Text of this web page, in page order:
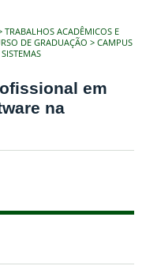
TRABALHOS ACADÊMICOS E
DE GRADUAÇÃO
CAMPUS
em
na